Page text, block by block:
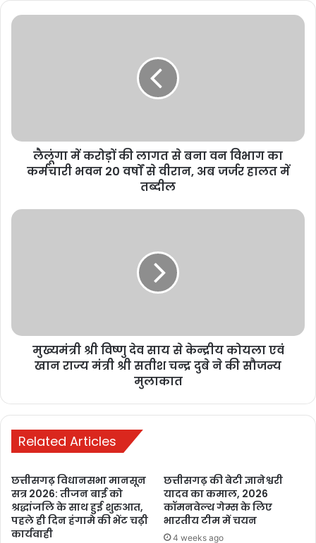
कर्ज चुकता, फिर भी कब्जे की कार्रवाई! मृतक ऋणकर्ता के परिवार
की प्रताड़ना का मामला सुप्रीम कोर्ट और PMO तक पहुंचा
में सुधार और मंत्री के इस्तीफे की मांग
1 week ago
मनेन्द्रगढ़: बीआर कार्यालय परिसर में गंदगी
का अंबार, तोड़फोड़ और अव्यवस्था से
2 weeks ago
PM ने ‘मन की बात’ में की कोरबा के जल
संरक्षण मॉडल की सराहना, ISRO तकनीक से
बढ़ा भूजल स्तर
2 weeks ago
लैलूंगा में करोड़ों की लागत से बना वन विभाग का
कर्मचारी भवन 20 वर्षों से वीरान, अब जर्जर हालत में
तब्दील
मुख्यमंत्री श्री विष्णु देव साय से केन्द्रीय कोयला एवं
खान राज्य मंत्री श्री सतीश चन्द्र दुबे ने की सौजन्य
मुलाकात
Related Articles
छत्तीसगढ़ विधानसभा मानसून
सत्र 2026: तीजन बाई को
श्रद्धांजलि के साथ हुई शुरुआत,
पहले ही दिन हंगामे की भेंट चढ़ी
कार्यवाही
छत्तीसगढ़ की बेटी ज्ञानेश्वरी
यादव का कमाल, 2026
कॉमनवेल्थ गेम्स के लिए
भारतीय टीम में चयन
4 weeks ago